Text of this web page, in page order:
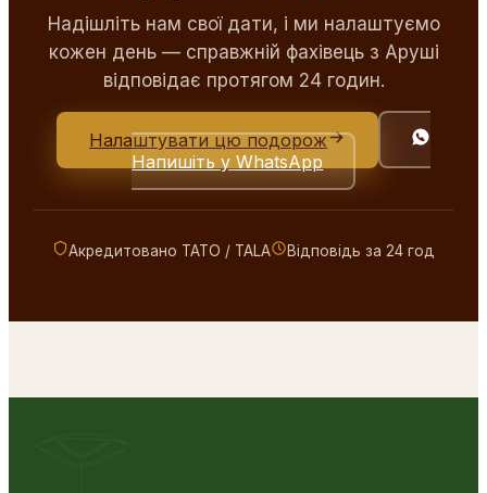
Надішліть нам свої дати, і ми налаштуємо
кожен день — справжній фахівець з Аруші
відповідає протягом 24 годин.
Налаштувати цю подорож
Напишіть у WhatsApp
Акредитовано TATO / TALA Відповідь за 24 год